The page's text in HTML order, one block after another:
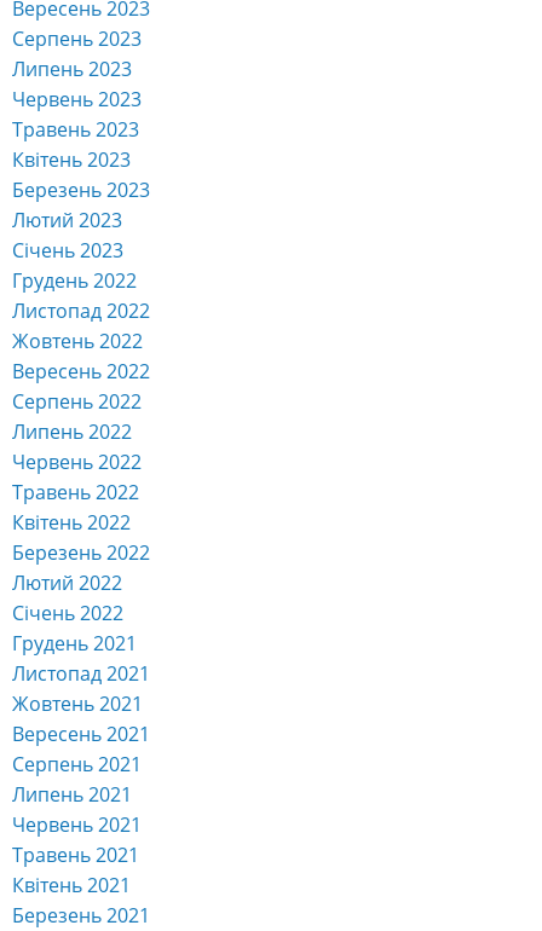
Вересень 2023
Серпень 2023
Липень 2023
Червень 2023
Травень 2023
Квітень 2023
Березень 2023
Лютий 2023
Січень 2023
Грудень 2022
Листопад 2022
Жовтень 2022
Вересень 2022
Серпень 2022
Липень 2022
Червень 2022
Травень 2022
Квітень 2022
Березень 2022
Лютий 2022
Січень 2022
Грудень 2021
Листопад 2021
Жовтень 2021
Вересень 2021
Серпень 2021
Липень 2021
Червень 2021
Травень 2021
Квітень 2021
Березень 2021